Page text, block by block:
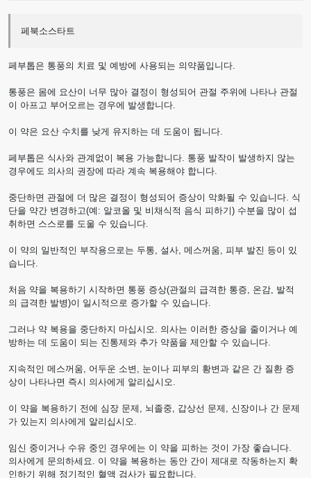
페북소스타트
페부톱은 통풍의 치료 및 예방에 사용되는 의약품입니다.
통풍은 몸에 요산이 너무 많아 결정이 형성되어 관절 주위에 나타나 관절
이 아프고 부어오르는 경우에 발생합니다.
이 약은 요산 수치를 낮게 유지하는 데 도움이 됩니다.
페부톱은 식사와 관계없이 복용 가능합니다. 통풍 발작이 발생하지 않는
경우에도 의사의 권장에 따라 계속 복용해야 합니다.
중단하면 관절에 더 많은 결정이 형성되어 증상이 악화될 수 있습니다. 식
단을 약간 변경하고(예: 알코올 및 비채식적 음식 피하기) 수분을 많이 섭
취하면 스스로를 도울 수 있습니다.
이 약의 일반적인 부작용으로는 두통, 설사, 메스꺼움, 피부 발진 등이 있
습니다.
처음 약을 복용하기 시작하면 통풍 증상(관절의 급격한 통증, 온감, 발적
의 급격한 발병)이 일시적으로 증가할 수 있습니다.
그러나 약 복용을 중단하지 마십시오. 의사는 이러한 증상을 줄이거나 예
방하는 데 도움이 되는 진통제와 추가 약품을 제안할 수 있습니다.
지속적인 메스꺼움, 어두운 소변, 눈이나 피부의 황변과 같은 간 질환 증
상이 나타나면 즉시 의사에게 알리십시오.
이 약을 복용하기 전에 심장 문제, 뇌졸중, 갑상선 문제, 신장이나 간 문제
가 있는지 의사에게 알리십시오.
임신 중이거나 수유 중인 경우에는 이 약을 피하는 것이 가장 좋습니다.
의사에게 문의하세요. 이 약을 복용하는 동안 간이 제대로 작동하는지 확
인하기 위해 정기적인 혈액 검사가 필요합니다.